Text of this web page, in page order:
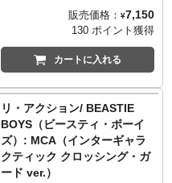
テム。こちらは、"Maseo（メイ
ス）"ことヴィンセント・メイソ
ン。
HIPHOPのスタイルとなる"ニュ
ースクール"の幕開けとなった、
90年代に必要不可欠な伝説的
HIPHOPグループの一つ「デ・
待望のリ・アクションフィギュ
ア化！サンプリングに革命をも
たらしたとも言われる1989年の
ファーストアルバム「3 Feet
High and Rising」からのシング
販売価格： ¥7,150
130 ポイント獲得
カートに入れる
リ・アクション/ BEASTIE
BOYS（ビースティ・ボーイ
ズ）: MCA（インターギャラ
クティック クロッシング・ガ
ード ver.）